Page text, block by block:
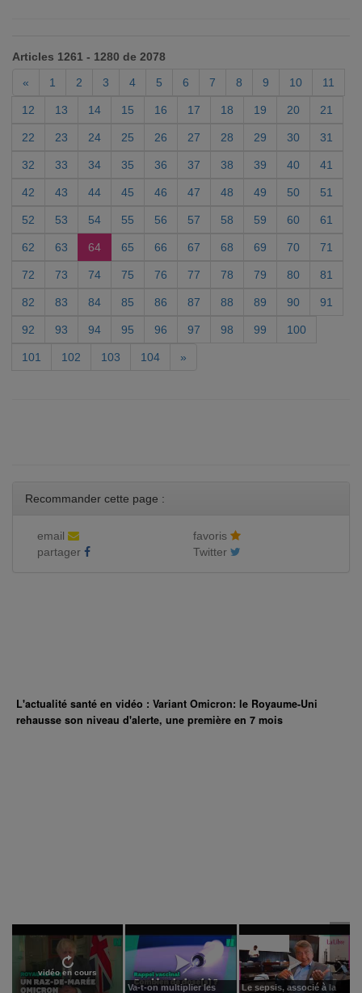
Articles 1261 - 1280 de 2078
«
1 2 3 4 5 6 7 8 9 10 11
12 13 14 15 16 17 18 19 20 21
22 23 24 25 26 27 28 29 30 31
32 33 34 35 36 37 38 39 40 41
42 43 44 45 46 47 48 49 50 51
52 53 54 55 56 57 58 59 60 61
62 63 64 65 66 67 68 69 70 71
72 73 74 75 76 77 78 79 80 81
82 83 84 85 86 87 88 89 90 91
92 93 94 95 96 97 98 99 100
101 102 103 104 »
Recommander cette page :
email
favoris
partager
Twitter
L'actualité santé en vidéo : Variant Omicron: le Royaume-Uni
rehausse son niveau d'alerte, une première en 7 mois
vidéo en cours
Va-t-on multiplier les
Le sepsis, associé à la